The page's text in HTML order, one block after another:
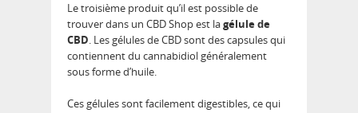
Le troisième produit qu’il est possible de
trouver dans un CBD Shop est lagélule de
CBD. Les gélules de CBD sont des capsules qui
contiennent du cannabidiol généralement
sous forme d’huile.
Ces gélules sont facilement digestibles, ce qui